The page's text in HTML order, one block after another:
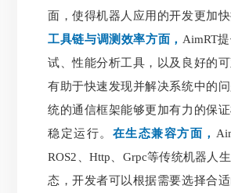
面，使得机器人应用的开发更加快
工具链与调测效率方面， AimRT
试、性能分析工具，以及良好的可
有助于快速发现并解决系统中的
统的通信框架能够更加有力的保
稳定运行。 在生态兼容方面，
ROS2、Http、Grpc等传统机器人
态，开发者可以根据需要选择合适